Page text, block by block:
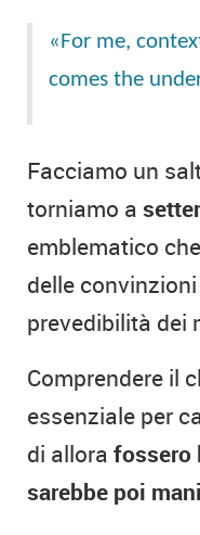
«For me,
comes the
Facciamo un
torniamo a
emblematico
delle
prevedibilità dei
Comprendere il
essenziale per
di allora fossero
sarebbe poi